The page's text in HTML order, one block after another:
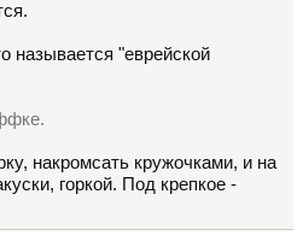
называется "еврейской
накромсать кружочками, и на
горкой. Под крепкое -